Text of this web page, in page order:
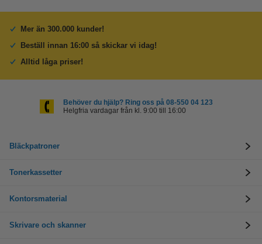
Mer än 300.000 kunder!
Beställ innan 16:00 så skickar vi idag!
Alltid låga priser!
Behöver du hjälp? Ring oss på 08-550 04 123
Helgfria vardagar från kl. 9:00 till 16:00
Bläckpatroner
Tonerkassetter
Kontorsmaterial
Skrivare och skanner